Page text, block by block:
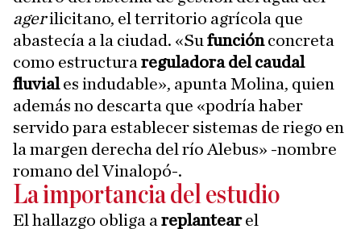
agerilicitano, el territorio agrícola que
abastecía a la ciudad. «Su funciónconcreta
como estructura reguladora del caudal
fluviales indudable», apunta Molina, quien
además no descarta que «podría haber
servido para establecer sistemas de riego en
la margen derecha del río Alebus» -nombre
romano del Vinalopó-.
La importancia del estudio
El hallazgo obliga a replantearel